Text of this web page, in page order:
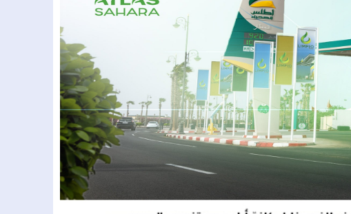
أكجدول يعلن ترشحه مستقلاً لانتخابات مجلس النواب عن إقليم الحوز
للموسيقى.
السائل.